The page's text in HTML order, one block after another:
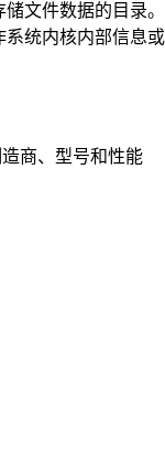
文件数据的目录。
系统内核内部信息或
商、型号和性能